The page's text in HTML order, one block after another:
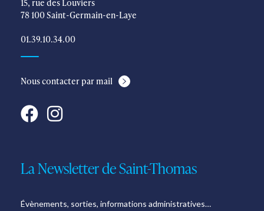
15, rue des Louviers
78 100 Saint-Germain-en-Laye
01.39.10.34.00
Nous contacter par mail
La Newsletter de Saint-Thomas
Évènements, sorties, informations administratives…